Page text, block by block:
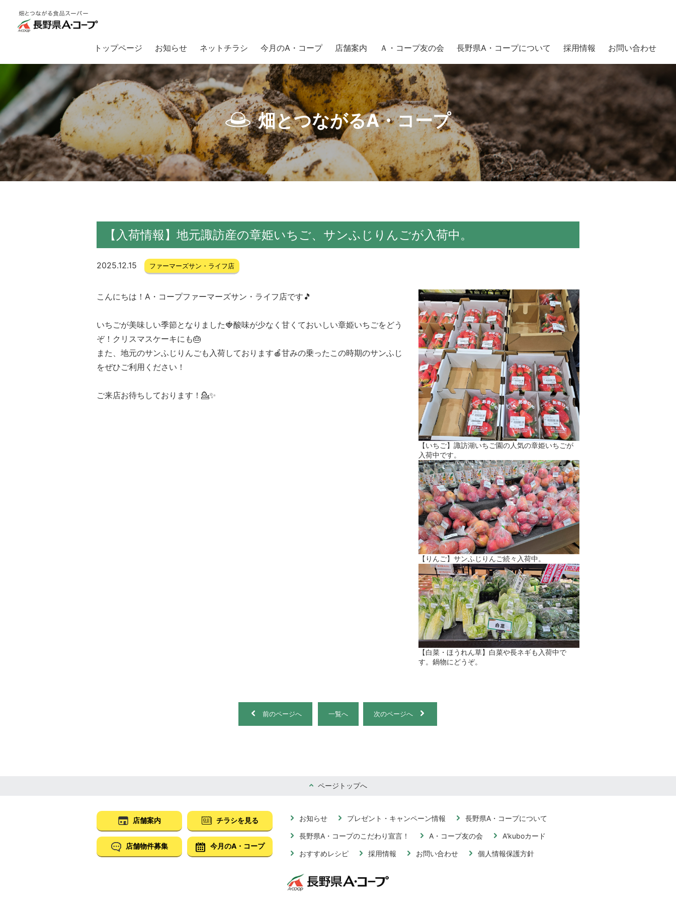
トップページ お知らせ ネットチラシ 今月のA・コープ 店舗案内 Ａ・コープ友の会 長野県A・コープについて 採用情報 お問い合わせ
畑とつながるA・コープ 【入荷情報】地元諏訪産の章姫いちご、サンふじりんごが入荷中。
畑とつながるA・コープ
【入荷情報】地元諏訪産の章姫いちご、サンふじりんごが入荷中。
2025.12.15 ファーマーズサン・ライフ店
【いちご】諏訪湖いちご園の人気の章姫いちごが
入荷中です。
【りんご】サンふじりんご続々入荷中。
【白菜・ほうれん草】白菜や長ネギも入荷中で
す。鍋物にどうぞ。
こんにちは！A・コープファーマーズサン・ライフ店です🎵
いちごが美味しい季節となりました🍓酸味が少なく甘くておいしい章姫いちごをどう
ぞ！クリスマスケーキにも🎂
また、地元のサンふじりんごも入荷しております🍎甘みの乗ったこの時期のサンふじ
をぜひご利用ください！
ご来店お待ちしております！💁✨
前のページへ 一覧へ 次のページへ
ページトップへ
店舗案内 チラシを見る
店舗物件募集 今月のA・コープ
お知らせ プレゼント・キャンペーン情報 長野県A・コープについて
長野県A・コープのこだわり宣言！ A・コープ友の会 A'kuboカード
おすすめレシピ 採用情報 お問い合わせ 個人情報保護方針